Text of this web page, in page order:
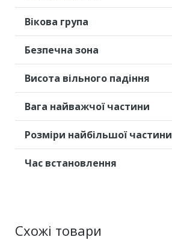
Вікова група
Безпечна зона
Висота вільного падіння
Вага найважчої частини
Розміри найбільшої частини
Час встановлення
Схожі товари